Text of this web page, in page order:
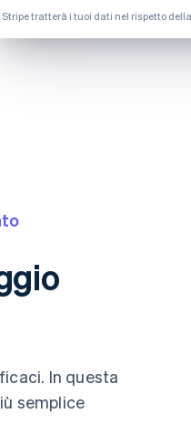
Stripe tratterà i tuoi dati nel rispetto
In questa
semplice